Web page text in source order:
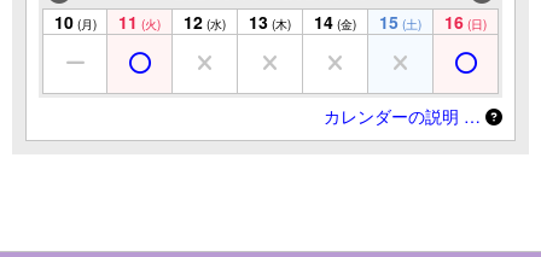
10 (月) 11 (火) 12 (水) 13 (木) 14 (金) 15 (土) 16 (日)
カレンダーの説明 …